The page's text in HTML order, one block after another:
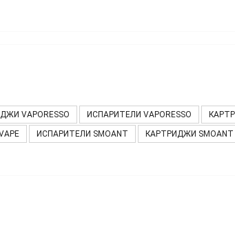
VAPORESSO ИСПАРИТЕЛИ VAPORESSO
ИСПАРИТЕЛИ SMOANT КАРТРИДЖИ SMOANT